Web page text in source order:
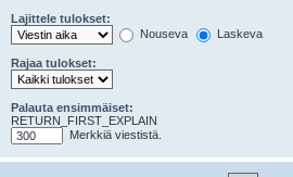
Lajittele tulokset:
Nouseva
Laskeva
Rajaa tulokset:
Palauta ensimmäiset:
RETURN_FIRST_EXPLAIN
Merkkiä viestistä.